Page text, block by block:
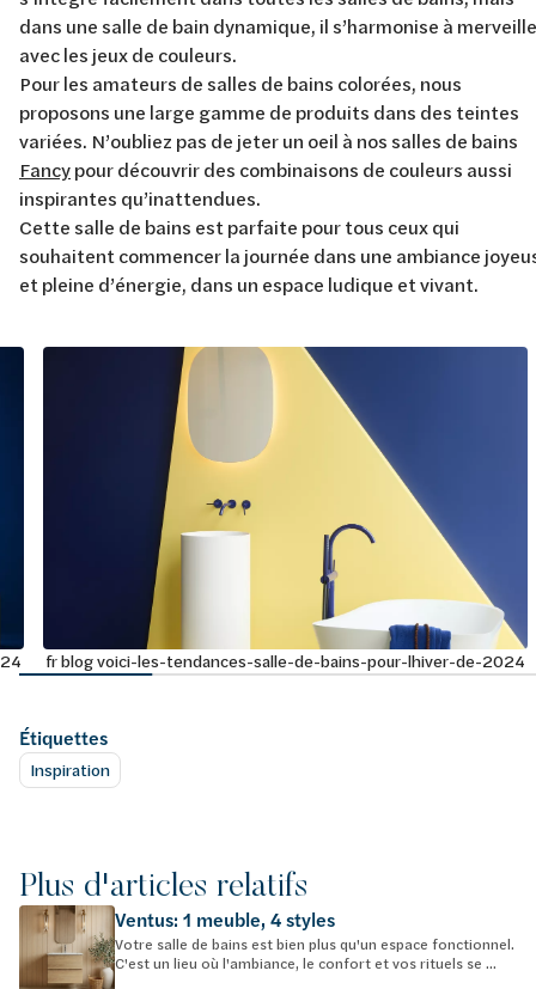
dans une salle de bain dynamique, il s’harmonise à merveille
avec les jeux de couleurs.
Pour les amateurs de salles de bains colorées, nous
proposons une large gamme de produits dans des teintes
variées. N’oubliez pas de jeter un oeil à nos salles de bains
Fancypour découvrir des combinaisons de couleurs aussi
inspirantes qu’inattendues.
Cette salle de bains est parfaite pour tous ceux qui
souhaitent commencer la journée dans une ambiance
et pleine d’énergie, dans un espace ludique et vivant.
fr blog voici-les-tendances-salle-de-bains-pour-lhiver-de-2024
Étiquettes
Inspiration
Plus d'articles relatifs
Ventus: 1 meuble, 4 styles
Votre salle de bains est bien plus qu'un espace fonctionnel.
C'est un lieu où l'ambiance, le confort et vos rituels se ...